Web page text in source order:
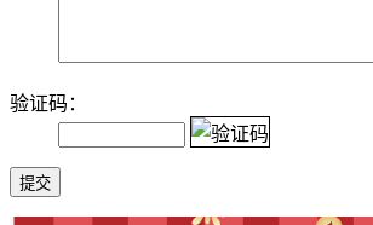
验证码：